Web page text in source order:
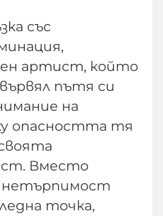
със
артист, който
пътя си
на
опасността тя
Вместо
точка,